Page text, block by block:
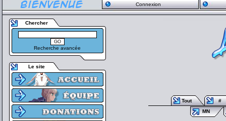
Connexion
Chercher
Recherche avancée
Le site
Tout
#
MN